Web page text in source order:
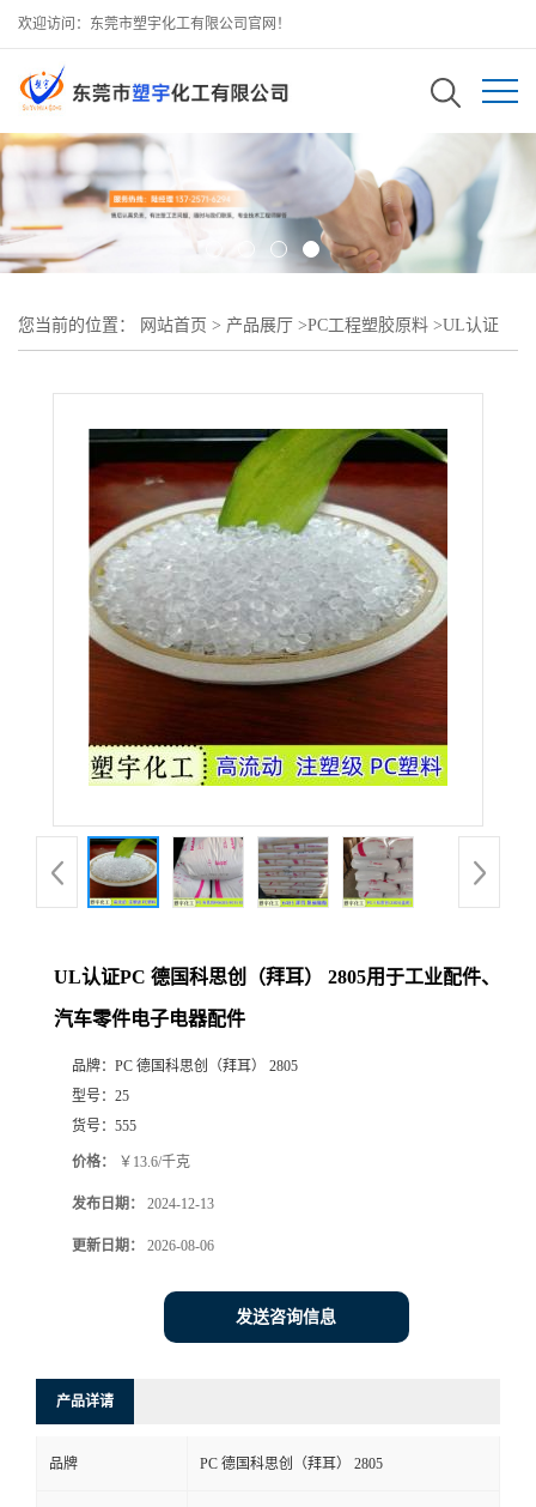
欢迎访问：东莞市塑宇化工有限公司官网！
您当前的位置： 网站首页 > 产品展厅 >PC工程塑胶原料 >UL认证
UL认证PC 德国科思创（拜耳） 2805用于工业配件、
汽车零件电子电器配件
品牌： PC 德国科思创（拜耳） 2805
型号： 25
货号： 555
价格： ￥13.6/千克
发布日期： 2024-12-13
更新日期： 2026-08-06
发送咨询信息
产品详请
品牌 PC 德国科思创（拜耳） 2805